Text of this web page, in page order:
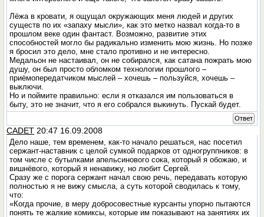
Лёжа в кровати, я ощущал окружающих меня людей и других
существ по их «запаху мысли», как это метко назвал когда-то в
прошлом веке один фантаст. Возможно, развитие этих
способностей могло бы радикально изменить мою жизнь. Но позже
я бросил это дело, мне стало противно и не интересно.
Медальон не настаивал, он не собирался, как сатана пожрать мою
душу, он был просто обломком технологии прошлого –
приёмопередатчиком мыслей – хочешь – пользуйся, хочешь –
выключи.
Но и поймите правильно: если я отказался им пользоваться в
быту, это не значит, что я его собрался выкинуть. Пускай будет.
Ответ
CADET 20:47 16.09.2008
Дело наше, тем временем, как-то начало решаться, нас посетил
сержант-наставник с целой сумкой подарков от одногруппников: в
том числе с бутылками апельсинового сока, который я обожаю, и
вишнёвого, который я ненавижу, но любит Сергей.
Сразу же с порога сержант начал свою речь, передавать которую
полностью я не вижу смысла, а суть которой сводилась к тому,
что:
«Когда прочие, в меру добросовестные курсанты упорно пытаются
понять те жалкие комиксы, которые им показывают на занятиях их